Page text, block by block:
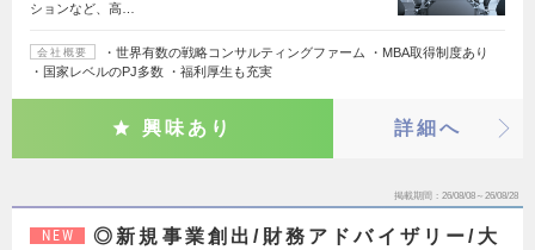
ションなど、高…
会社概要
・世界有数の戦略コンサルティングファーム ・MBA取得制度あり
・国家レベルのPJ多数 ・福利厚生も充実
興味あり 詳細へ
掲載期間 26/08/08～26/08/28
NEW
◎新規事業創出/財務アドバイザリー/大